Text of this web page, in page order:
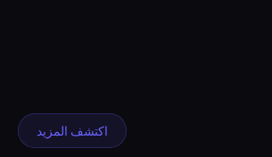
اكتشف المزيد